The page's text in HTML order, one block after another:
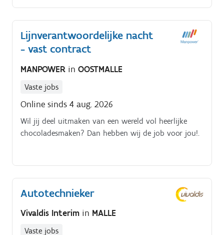
Lijnverantwoordelijke nacht
- vast contract
MANPOWER in OOSTMALLE
Vaste jobs
Online sinds 4 aug. 2026
Wil jij deel uitmaken van een wereld vol heerlijke
chocoladesmaken? Dan hebben wij de job voor jou!.
Autotechnieker
Vivaldis Interim in MALLE
Vaste jobs